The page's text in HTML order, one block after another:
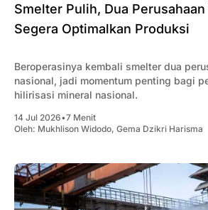
Smelter Pulih, Dua Perusahaan
Segera Optimalkan Produksi
Beroperasinya kembali smelter dua
nasional, jadi momentum penting bagi
hilirisasi mineral nasional.
14 Jul 2026•7 Menit
Oleh: Mukhlison Widodo, Gema Dzikri Harisma